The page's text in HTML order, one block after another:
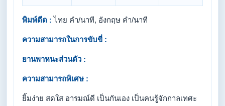
พิมพ์ดีด : ไทย คำ/นาที, อังกฤษ คำ/นาที
ความสามารถในการขับขี่ :
ยานพาหนะส่วนตัว :
ความสามารถพิเศษ :
ยิ้มง่าย สดใส อารมณ์ดี เป็นกันเอง เป็นคนรู้จักกาลเทศะ